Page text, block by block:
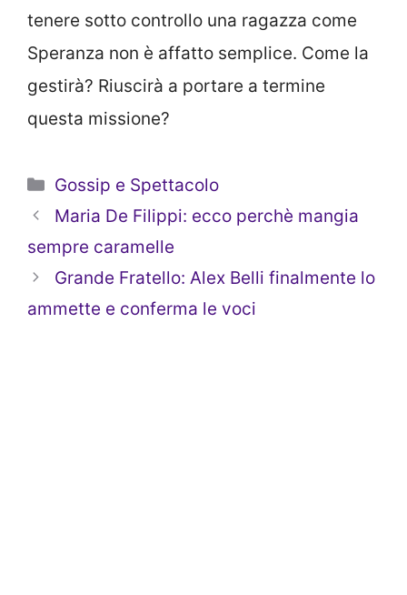
tenere sotto controllo una ragazza come
Speranza non è affatto semplice. Come la
gestirà? Riuscirà a portare a termine
questa missione?
Categorie
Gossip e Spettacolo
Maria De Filippi: ecco perchè mangia
sempre caramelle
Grande Fratello: Alex Belli finalmente lo
ammette e conferma le voci